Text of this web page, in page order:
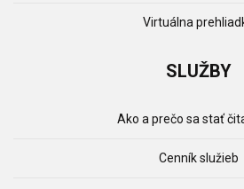
Virtuálna
SLUŽBY
Ako a prečo sa stať
Cenník služieb